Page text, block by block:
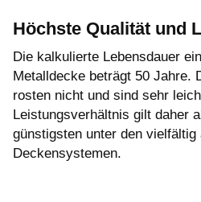
Höchste Qualität und
Die kalkulierte Lebensdauer
Metalldecke beträgt 50 Jahre.
rosten nicht und sind sehr
Leistungsverhältnis gilt daher
günstigsten unter den vielfältig
Deckensystemen.